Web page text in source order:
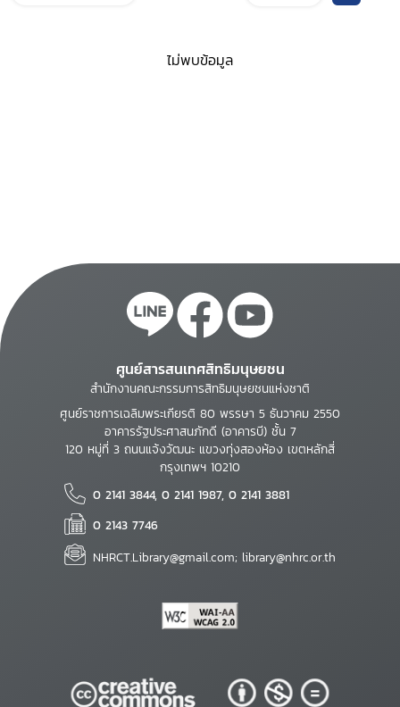
ไม่พบข้อมูล
ศูนย์สารสนเทศสิทธิมนุษยชน
สำนักงานคณะกรรมการสิทธิมนุษยชนแห่งชาติ
ศูนย์ราชการเฉลิมพระเกียรติ 80 พรรษา 5 ธันวาคม 2550
อาคารรัฐประศาสนภักดี (อาคารบี) ชั้น 7
120 หมู่ที่ 3 ถนนแจ้งวัฒนะ แขวงทุ่งสองห้อง เขตหลักสี่
กรุงเทพฯ 10210
0 2141 3844, 0 2141 1987, 0 2141 3881
0 2143 7746
NHRCT.Library@gmail.com; library@nhrc.or.th